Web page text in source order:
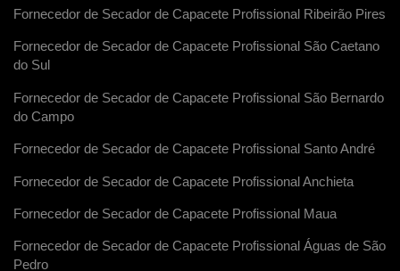
Fornecedor de Secador de Capacete Profissional Ribeirão Pires
Fornecedor de Secador de Capacete Profissional São Caetano
do Sul
Fornecedor de Secador de Capacete Profissional São Bernardo
do Campo
Fornecedor de Secador de Capacete Profissional Santo André
Fornecedor de Secador de Capacete Profissional Anchieta
Fornecedor de Secador de Capacete Profissional Maua
Fornecedor de Secador de Capacete Profissional Águas de São
Pedro